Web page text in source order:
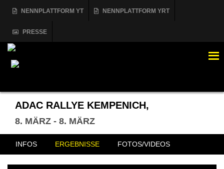
NENNPLATTFORM YT NENNPLATTFORM YRT
PRESSE
ADAC RALLYE KEMPENICH,
8. MÄRZ - 8. MÄRZ
INFOS ERGEBNISSE FOTOS/VIDEOS